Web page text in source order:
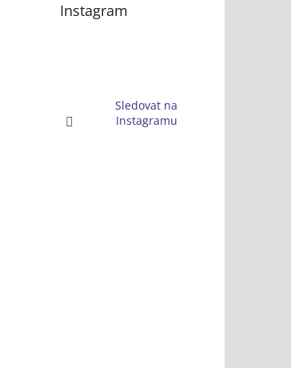
Instagram
Sledovat na
Instagramu